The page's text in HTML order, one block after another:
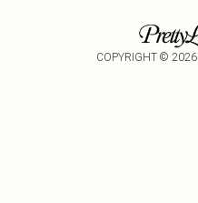
COPYRIGHT © 2026